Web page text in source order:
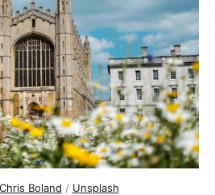
Chris Boland / Unsplash